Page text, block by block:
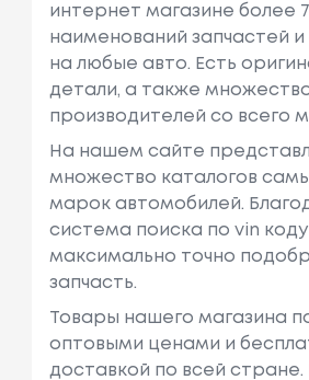
интернет магазине более
наименований запчастей
на любые авто. Есть
детали, а также
производителей со всего
На нашем сайте
множество каталогов
марок автомобилей.
система поиска по vin коду
максимально точно
запчасть.
Товары нашего магазина
оптовыми ценами и
доставкой по всей стране.